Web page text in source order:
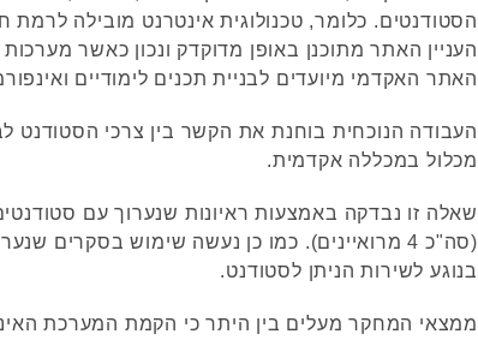
הסטודנטים. כלומר, טכנולוגית אינטרנט מובילה לרמת
העניין האתר מתוכנן באופן מדוקדק ונכון כאשר
האתר האקדמי מיועדים לבניית תכנים לימודיים
העבודה הנוכחית בוחנת את הקשר בין צרכי הסטודנט
מכלול במכללה אקדמית.
שאלה זו נבדקה באמצעות ראיונות שנערוך עם
(סה"כ 4 מרואיינים). כמו כן נעשה שימוש בסקרים
בנוגע לשירות הניתן לסטודנט.
ממצאי המחקר מעלים בין היתר כי הקמת המערכת